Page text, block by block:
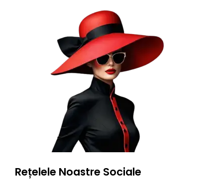
Rețelele Noastre Sociale